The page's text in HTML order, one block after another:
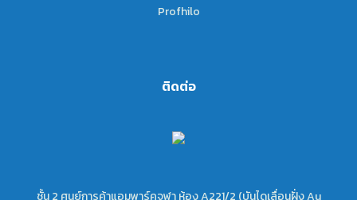
Profhilo
ติดต่อ
ชั้น 2 ศูนย์การค้าแอมพาร์คจุฬา ห้อง A221/2 (บันไดเลื่อนฝั่ง Au